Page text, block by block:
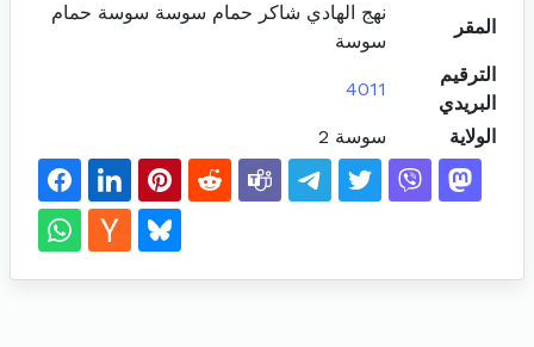
المقر
نهج الهادي شاكر حمام سوسة سوسة حمام
سوسة
الترقيم
البريدي
4011
الولاية سوسة 2